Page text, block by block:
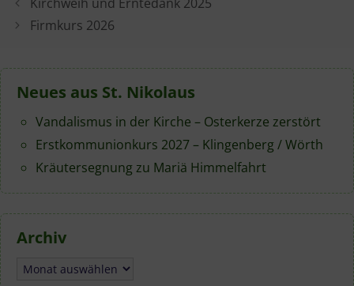
Firmkurs 2026
Neues aus St. Nikolaus
Vandalismus in der Kirche – Osterkerze zerstört
Erstkommunionkurs 2027 – Klingenberg / Wörth
Kräutersegnung zu Mariä Himmelfahrt
Archiv
Archiv